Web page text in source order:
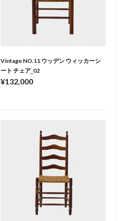
Vintage NO.11 ウッデン ウィッカーシ
ート チェア_02
¥132,000